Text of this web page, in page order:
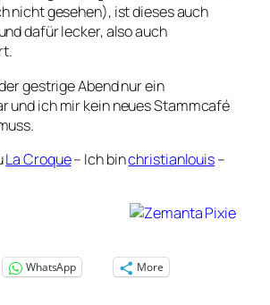
nicht gesehen), ist dieses auch
dafür lecker, also auch
gestrige Abend nur ein
und ich mir kein neues Stammcafé
La Croque– Ich binchristianlouis–
WhatsApp
More